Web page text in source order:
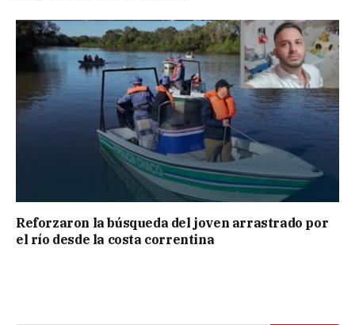
Reforzaron la búsqueda del joven arrastrado por
el río desde la costa correntina